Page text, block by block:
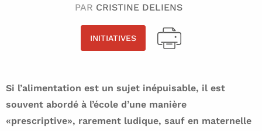
PAR CRISTINE DELIENS
INITIATIVES
Si l’alimentation est un sujet inépuisable, il est
souvent abordé à l’école d’une manière
«prescriptive», rarement ludique, sauf en maternelle